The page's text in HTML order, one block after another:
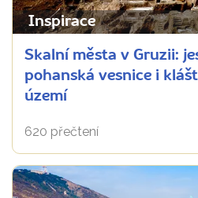
Inspirace
Skalní města v Gruzii:
pohanská vesnice i
území
620 přečtení